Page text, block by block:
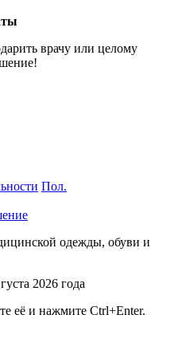
врачу или целому
Пол.
одежды, обуви и
2026 года
её и нажмите Ctrl+Enter.